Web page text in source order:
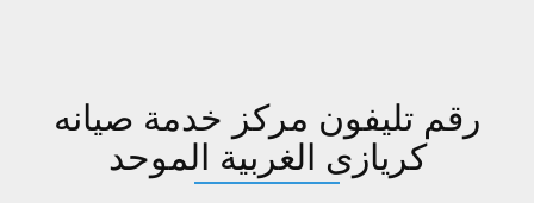
رقم تليفون مركز خدمة صيانه
كريازى الغربية الموحد